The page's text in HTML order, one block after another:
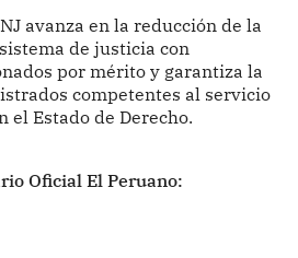
avanza en la reducción de la
de justicia con
por mérito y garantiza la
competentes al servicio
el Estado de Derecho.
Oficial El Peruano: